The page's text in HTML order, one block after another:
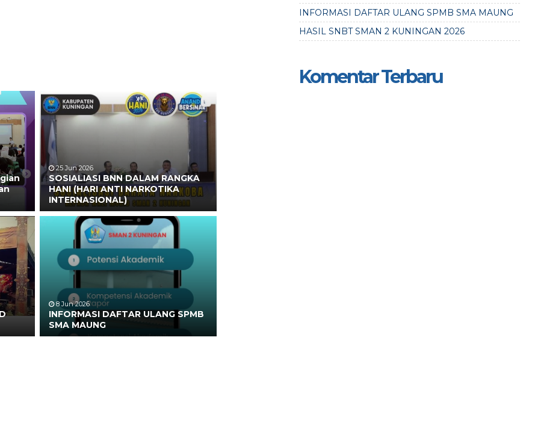
25 Jun 2026
SOSIALIASI BNN DALAM RANGKA
HANI (HARI ANTI NARKOTIKA
INTERNASIONAL)
8 Jun 2026
INFORMASI DAFTAR ULANG SPMB
SMA MAUNG
INFORMASI DAFTAR ULANG SPMB SMA MAUNG
HASIL SNBT SMAN 2 KUNINGAN 2026
Komentar Terbaru